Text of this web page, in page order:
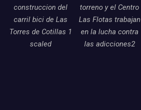
construccion del
carril bici de Las
Torres de Cotillas 1
scaled
torreno y el Centro
Las Flotas trabajan
en la lucha contra
las adicciones2